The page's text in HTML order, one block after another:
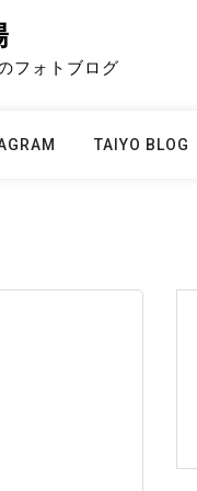
フォトブログ
TAIYO BLOG